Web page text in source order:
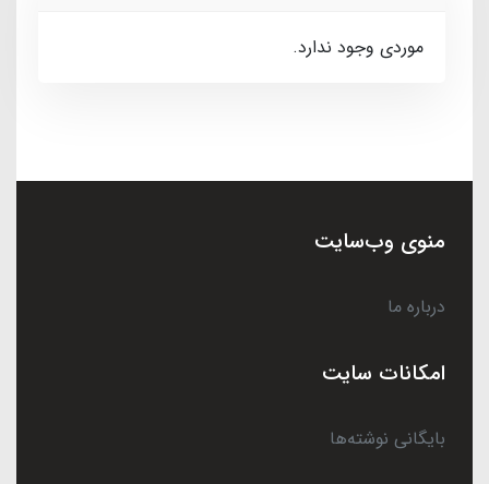
موردی وجود ندارد.
منوی وب‌سایت
درباره ما
امکانات سایت
بایگانی نوشته‌ها